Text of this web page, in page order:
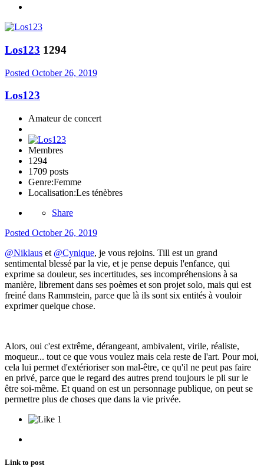
Los123 1294
Posted October 26, 2019
Los123
Amateur de concert
Membres
1294
1709 posts
Genre:Femme
Localisation:Les ténèbres
Share
Posted October 26, 2019
@Niklaus et @Cynique, je vous rejoins. Till est un grand
sentimental blessé par la vie, et je pense depuis l'enfance, qui
exprime sa douleur, ses incertitudes, ses incompréhensions à sa
manière, librement dans ses poèmes et son projet solo, mais qui est
freiné dans Rammstein, parce que là ils sont six entités à vouloir
exprimer quelque chose.
Alors, oui c'est extrême, dérangeant, ambivalent, virile, réaliste,
moqueur... tout ce que vous voulez mais cela reste de l'art. Pour moi,
cela lui permet d'extérioriser son mal-être, ce qu'il ne peut pas faire
en privé, parce que le regard des autres prend toujours le pli sur le
être soi-même. Et quand on est un personnage publique, on peut se
permettre plus de choses que dans la vie privée.
1
Link to post